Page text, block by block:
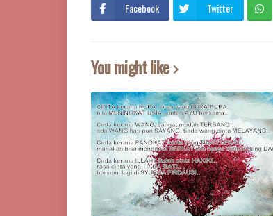
Facebook Twitter
You might like